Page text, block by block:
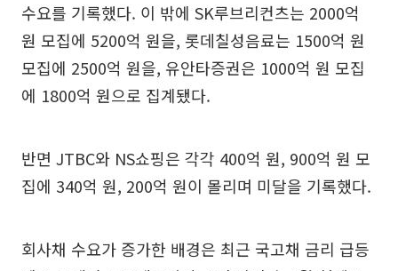
수요를 기록했다. 이 밖에 SK루브리컨츠는 2000억
원 모집에 5200억 원을, 롯데칠성음료는 1500억 원
모집에 2500억 원을, 유안타증권은 1000억 원 모집
에 1800억 원으로 집계됐다.
반면 JTBC와 NS쇼핑은 각각 400억 원, 900억 원 모
집에 340억 원, 200억 원이 몰리며 미달을 기록했다.
회사채 수요가 증가한 배경은 최근 국고채 금리 급등